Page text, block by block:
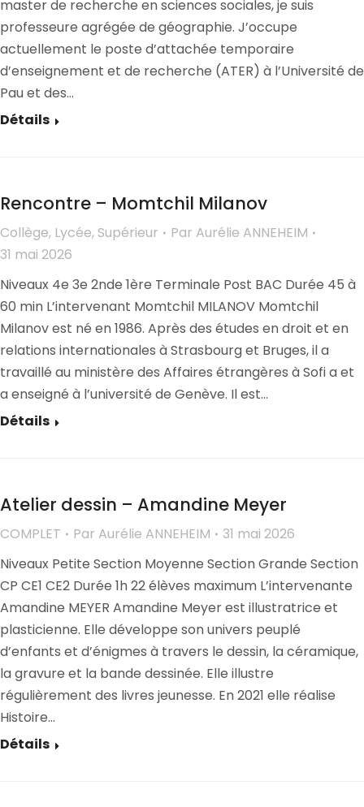
master de recherche en sciences sociales, je suis
professeure agrégée de géographie. J’occupe
actuellement le poste d’attachée temporaire
d’enseignement et de recherche (ATER) à l’Université de
Pau et des…
Détails
Rencontre – Momtchil Milanov
Collège, Lycée, Supérieur Par Aurélie ANNEHEIM
31 mai 2026
Niveaux 4e 3e 2nde 1ère Terminale Post BAC Durée 45 à
60 min L’intervenant Momtchil MILANOV Momtchil
Milanov est né en 1986. Après des études en droit et en
relations internationales à Strasbourg et Bruges, il a
travaillé au ministère des Affaires étrangères à Sofi a et
a enseigné à l’université de Genève. Il est…
Détails
Atelier dessin – Amandine Meyer
COMPLET Par Aurélie ANNEHEIM
31 mai 2026
Niveaux Petite Section Moyenne Section Grande Section
CP CE1 CE2 Durée 1h 22 élèves maximum L’intervenante
Amandine MEYER Amandine Meyer est illustratrice et
plasticienne. Elle développe son univers peuplé
d’enfants et d’énigmes à travers le dessin, la céramique,
la gravure et la bande dessinée. Elle illustre
régulièrement des livres jeunesse. En 2021 elle réalise
Histoire…
Détails